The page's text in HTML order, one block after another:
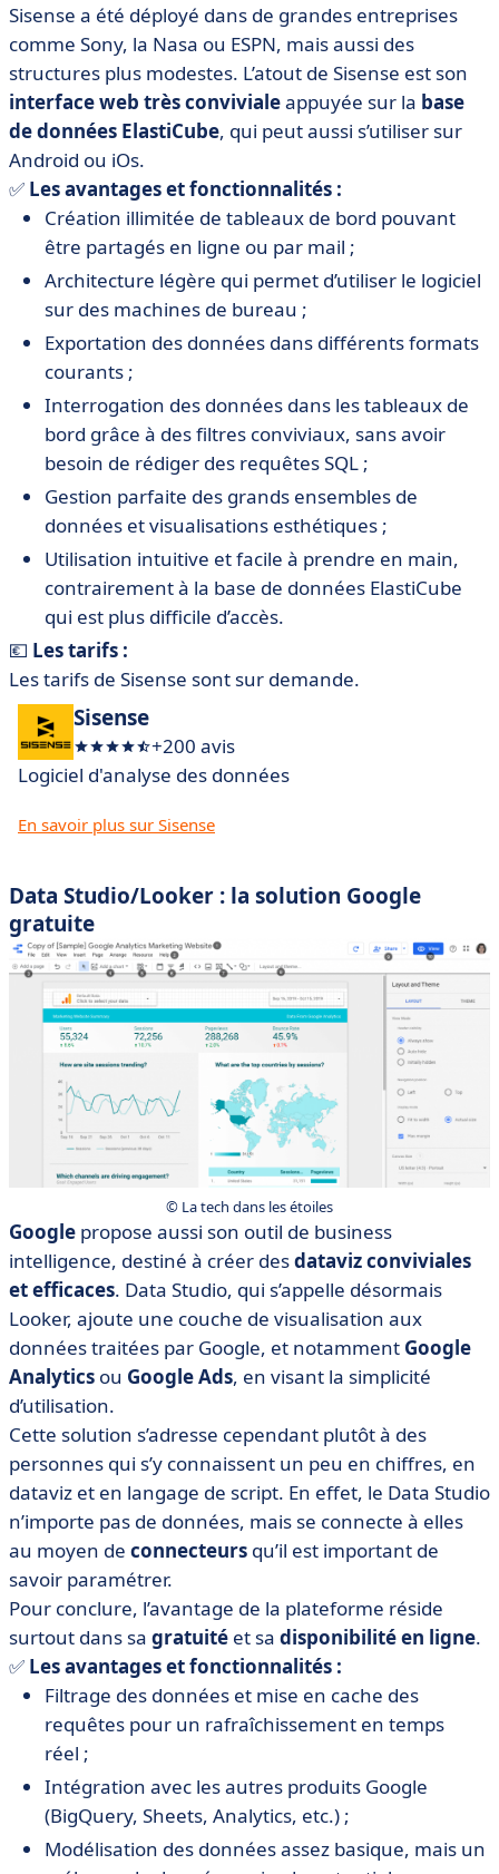
Sisense a été déployé dans de grandes entreprises
comme Sony, la Nasa ou ESPN, mais aussi des
structures plus modestes. L’atout de Sisense est son
interface web très convivialeappuyée sur la base
de données ElastiCube, qui peut aussi s’utiliser sur
Android ou iOs.
✅ Les avantages et fonctionnalités :
Création illimitée de tableaux de bord pouvant
être partagés en ligne ou par mail ;
Architecture légère qui permet d’utiliser le logiciel
sur des machines de bureau ;
Exportation des données dans différents formats
courants ;
Interrogation des données dans les tableaux de
bord grâce à des filtres conviviaux, sans avoir
besoin de rédiger des requêtes SQL ;
Gestion parfaite des grands ensembles de
données et visualisations esthétiques ;
Utilisation intuitive et facile à prendre en main,
contrairement à la base de données ElastiCube
qui est plus difficile d’accès.
💶 Les tarifs :
Les tarifs de Sisense sont sur demande.
Sisense
+200 avis
Logiciel d'analyse des données
En savoir plus sur Sisense
Data Studio/Looker : la solution Google
gratuite
© La tech dans les étoiles
Google propose aussi son outil de business
intelligence, destiné à créer desdataviz conviviales
et efficaces. Data Studio, qui s’appelle désormais
Looker, ajoute une couche de visualisation aux
données traitées par Google, et notamment Google
Analytics ou Google Ads, en visant la simplicité
d’utilisation.
Cette solution s’adresse cependant plutôt à des
personnes qui s’y connaissent un peu en chiffres, en
dataviz et en langage de script. En effet, le Data Studio
n’importe pas de données, mais se connecte à elles
au moyen de connecteurs qu’il est important de
savoir paramétrer.
Pour conclure, l’avantage de la plateforme réside
surtout dans sa gratuité et sa disponibilité en ligne.
✅ Les avantages et fonctionnalités :
Filtrage des données et mise en cache des
requêtes pour un rafraîchissement en temps
réel ;
Intégration avec les autres produits Google
(BigQuery, Sheets, Analytics, etc.) ;
Modélisation des données assez basique, mais un